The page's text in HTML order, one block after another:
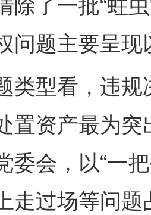
除了一批“蛀
问题主要呈现
型看，违规
置资产最为
委会，以“一
走过场等问